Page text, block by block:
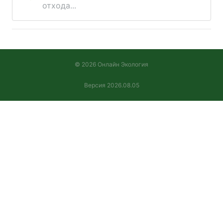
отхода...
© 2026 Онлайн Экология
Версия 2026.08.05